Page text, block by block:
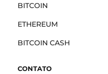
BITCOIN
ETHEREUM
BITCOIN CASH
CONTATO